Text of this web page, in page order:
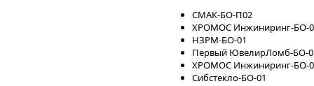
взрывозащиты для собственной
СПО-1», которая будет
предназначено для
оборудования заказчиков.
хроматографы компании.
При реализации стратегии
СМАК-БО-П02
ХРОМОС Инжиниринг-БО-
НЗРМ-БО-01
Первый ЮвелирЛомб-БО-
ХРОМОС Инжиниринг-БО-
Сибстекло-БО-01